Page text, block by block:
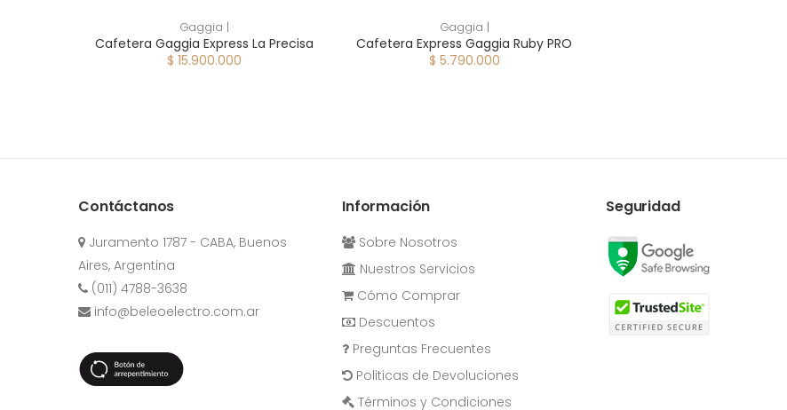
Gaggia |
Cafetera Gaggia Express La Precisa
$ 15.900.000
Gaggia |
Cafetera Express Gaggia Ruby PRO
$ 5.790.000
Contáctanos
Juramento 1787 - CABA, Buenos
Aires, Argentina
(011) 4788-3638
info@beleoelectro.com.ar
Información
Sobre Nosotros
Nuestros Servicios
Cómo Comprar
Descuentos
Preguntas Frecuentes
Politicas de Devoluciones
Términos y Condiciones
Seguridad